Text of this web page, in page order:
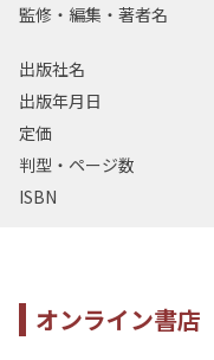
監修・編集・著者名
出版社名
出版年月日
定価
判型・ページ数
ISBN
オンライン書店